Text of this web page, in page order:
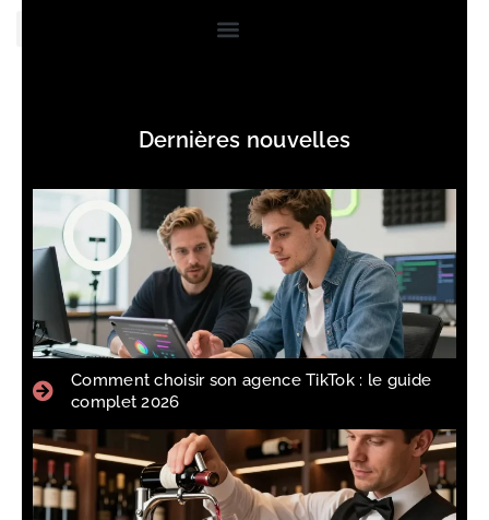
Dernières nouvelles
Comment choisir son agence TikTok : le guide
complet 2026